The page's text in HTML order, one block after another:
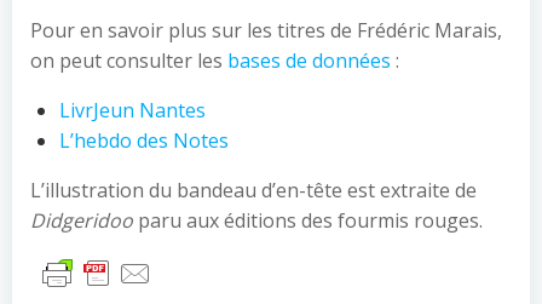
Pour en savoir plus sur les titres de Frédéric Marais,
on peut consulter les bases de données :
LivrJeun Nantes
L’hebdo des Notes
L’illustration du bandeau d’en-tête est extraite de
Didgeridoo paru aux éditions des fourmis rouges.